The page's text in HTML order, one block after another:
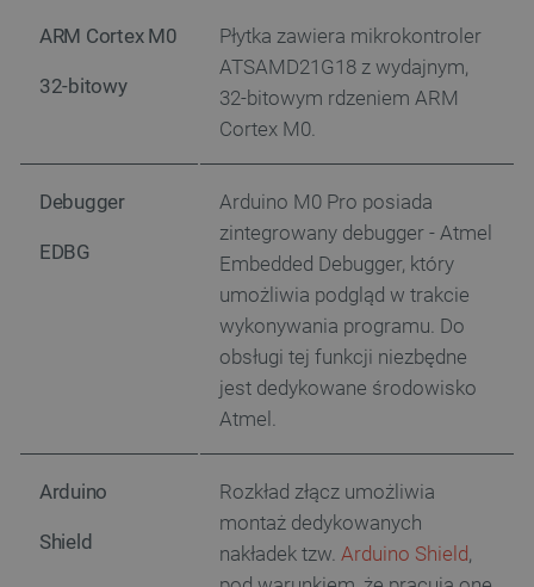
ARM Cortex M0
32-bitowy
Płytka zawiera mikrokontroler
ATSAMD21G18 z wydajnym,
32-bitowym rdzeniem ARM
Cortex M0.
Debugger
EDBG
Arduino M0 Pro posiada
zintegrowany debugger - Atmel
Embedded Debugger, który
umożliwia podgląd w trakcie
wykonywania programu. Do
obsługi tej funkcji niezbędne
jest dedykowane środowisko
Atmel.
Arduino
Shield
Rozkład złącz umożliwia
montaż dedykowanych
nakładek tzw. Arduino Shield,